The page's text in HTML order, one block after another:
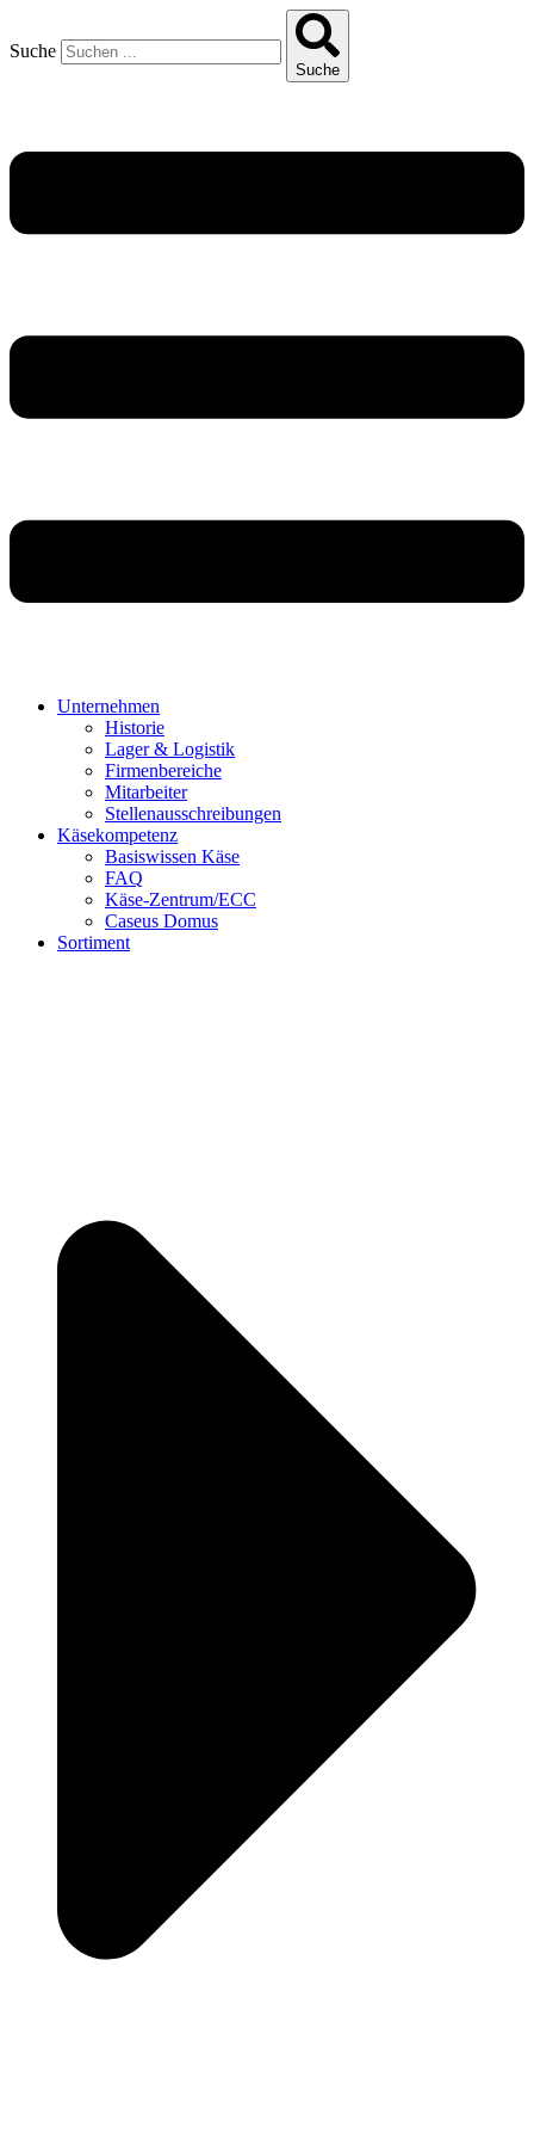
Suche
Suche
Unternehmen
Historie
Lager & Logistik
Firmenbereiche
Mitarbeiter
Stellenausschreibungen
Käsekompetenz
Basiswissen Käse
FAQ
Käse-Zentrum/ECC
Caseus Domus
Sortiment